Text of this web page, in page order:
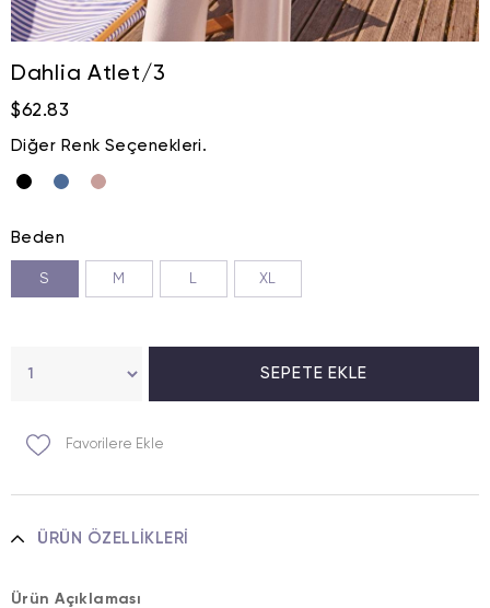
Dahlia Atlet/3
$62.83
Diğer Renk Seçenekleri.
Beden
S M L XL
Favorilere Ekle
ÜRÜN ÖZELLIKLERI
Ürün Açıklaması